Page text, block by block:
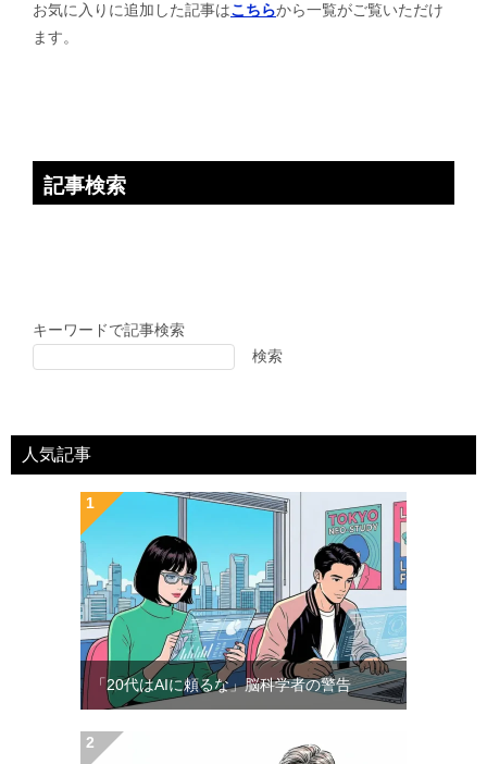
お気に入りに追加した記事はこちらから一覧がご覧いただけ
ます。
記事検索
キーワードで記事検索
検索
人気記事
「20代はAIに頼るな」脳科学者の警告